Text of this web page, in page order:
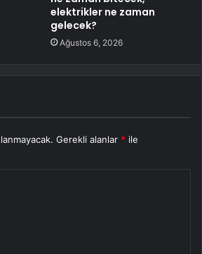
elektrikler ne zaman
gelecek?
Ağustos 6, 2026
Gerekli alanlar * ile